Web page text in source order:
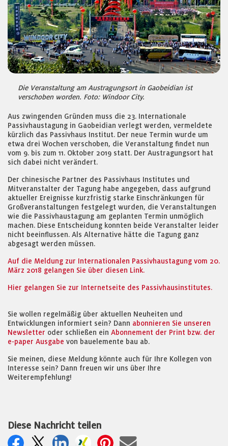
Die Veranstaltung am Austragungsort in Gaobeidian ist
verschoben worden. Foto: Windoor City.
Aus zwingenden Gründen muss die 23. Internationale
Passivhaustagung in Gaobeidian verlegt werden, vermeldete
kürzlich das Passivhaus Institut. Der neue Termin wurde um
etwa drei Wochen verschoben, die Veranstaltung findet nun
vom 9. bis zum 11. Oktober 2019 statt. Der Austragungsort hat
sich dabei nicht verändert.
Der chinesische Partner des Passivhaus Institutes und
Mitveranstalter der Tagung habe angegeben, dass aufgrund
aktueller Ereignisse kurzfristig starke Einschränkungen für
Großveranstaltungen festgelegt wurden, die Veranstaltungen
wie die Passivhaustagung am geplanten Termin unmöglich
machen. Diese Entscheidung konnten beide Veranstalter leider
nicht beeinflussen. Als Alternative hätte die Tagung ganz
abgesagt werden müssen.
Auf die Meldung zur Internationalen Passivhaustagung vom 20.
März 2018 gelangen Sie über diesen Link.
Hier gelangen Sie zur Internetseite des Passivhausinstitutes.
Sie wollen regelmäßig über aktuellen Neuheiten und
Entwicklungen informiert sein? Dann abonnieren Sie unseren
Newsletter oder schließen ein Abonnement der Print bzw. der
e-paper Ausgabe von bauelemente bau ab.
Sie meinen, diese Meldung könnte auch für Ihre Kollegen von
Interesse sein? Dann freuen wir uns über Ihre
Weiterempfehlung!
Diese Nachricht teilen